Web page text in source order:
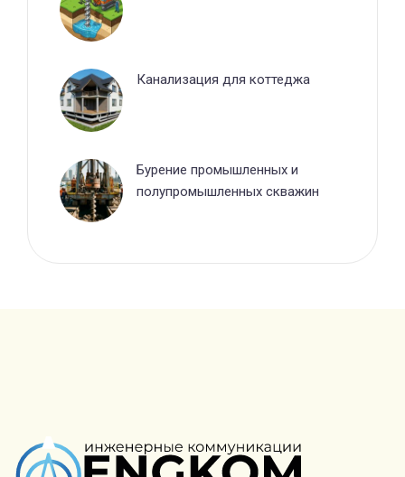
Канализация для коттеджа
Бурение промышленных и
полупромышленных скважин